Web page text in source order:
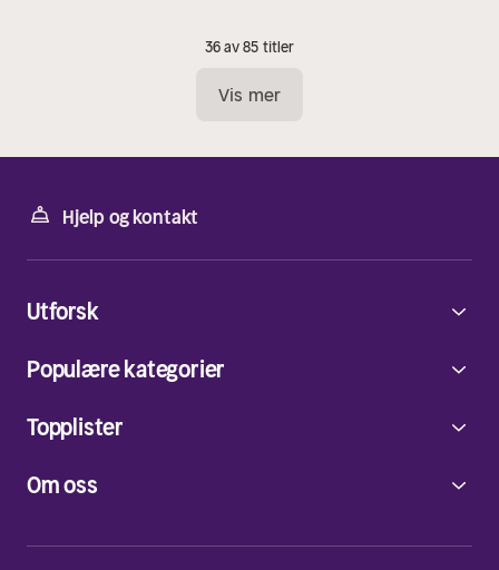
36 av 85 titler
Vis mer
Hjelp og kontakt
Om oss
Utforsk
Populære kategorier
Topplister